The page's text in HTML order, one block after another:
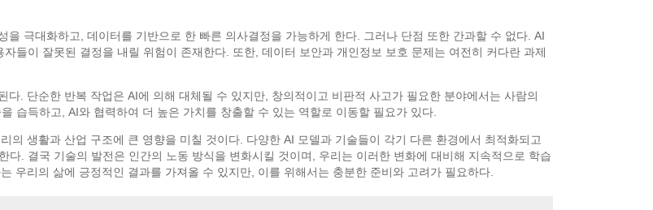
극대화하고, 데이터를 기반으로 한 빠른 의사결정을 가능하게 한다. 그러나 단점 또한 간과할 수 없다. AI
들이 잘못된 결정을 내릴 위험이 존재한다. 또한, 데이터 보안과 개인정보 보호 문제는 여전히 커다란 과제
. 단순한 반복 작업은 AI에 의해 대체될 수 있지만, 창의적이고 비판적 사고가 필요한 분야에서는 사람의
습득하고, AI와 협력하여 더 높은 가치를 창출할 수 있는 역할로 이동할 필요가 있다.
의 생활과 산업 구조에 큰 영향을 미칠 것이다. 다양한 AI 모델과 기술들이 각기 다른 환경에서 최적화되고
. 결국 기술의 발전은 인간의 노동 방식을 변화시킬 것이며, 우리는 이러한 변화에 대비해 지속적으로 학습
우리의 삶에 긍정적인 결과를 가져올 수 있지만, 이를 위해서는 충분한 준비와 고려가 필요하다.